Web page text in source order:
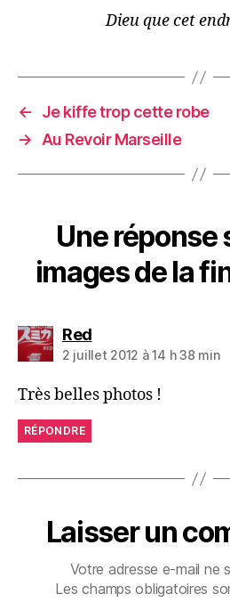
Dieu que cet
←
Je kiffe trop cette robe
→
Au Revoir Marseille
Une réponse
images de la
Reddit :
2 juillet 2012 à 14 h 38 min
Très belles photos !
RÉPONDRE
Laisser un
Votre adresse e-mail ne
Les champs obligatoires